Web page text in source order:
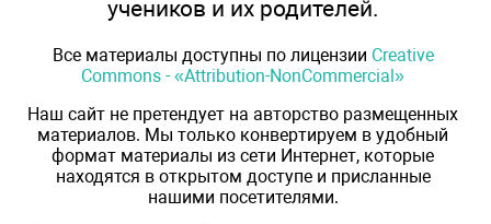
учеников и их родителей.
Все материалы доступны по лицензии Creative
Commons - «Attribution-NonCommercial»
Наш сайт не претендует на авторство размещенных
материалов. Мы только конвертируем в удобный
формат материалы из сети Интернет, которые
находятся в открытом доступе и присланные
нашими посетителями.